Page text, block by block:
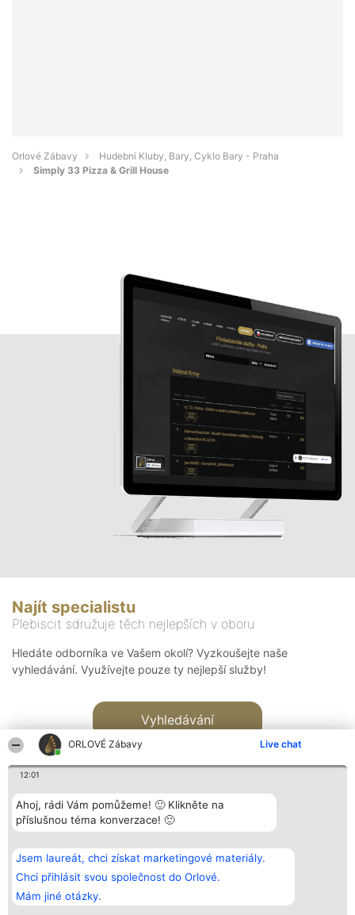
ORLOVÉ Zábavy Live chat
12:01
Ahoj, rádi Vám pomůžeme! 🙂 Klikněte na
příslušnou téma konverzace! 🙂
Jsem laureát, chci získat marketingové materiály.
Chci přihlásit svou společnost do Orlové.
Mám jiné otázky.
Orlové Zábavy
Hudební Kluby, Bary, Cyklo Bary - Praha
Simply 33 Pizza & Grill House
Najít specialistu
Plebiscit sdružuje těch nejlepších v oboru
Hledáte odborníka ve Vašem okolí? Vyzkoušejte naše
vyhledávání. Využívejte pouze ty nejlepší služby!
Vyhledávání
Bright Side Solutions sp. z o.
o. sp. k.
ul. Ruska 22
Wrocław 50-079
KRS 0000749100 | Regon
381313360 | NIP 8943132676
Vítězové
Seznam všech
laureátů
Zásady
Zásady
Kontakt